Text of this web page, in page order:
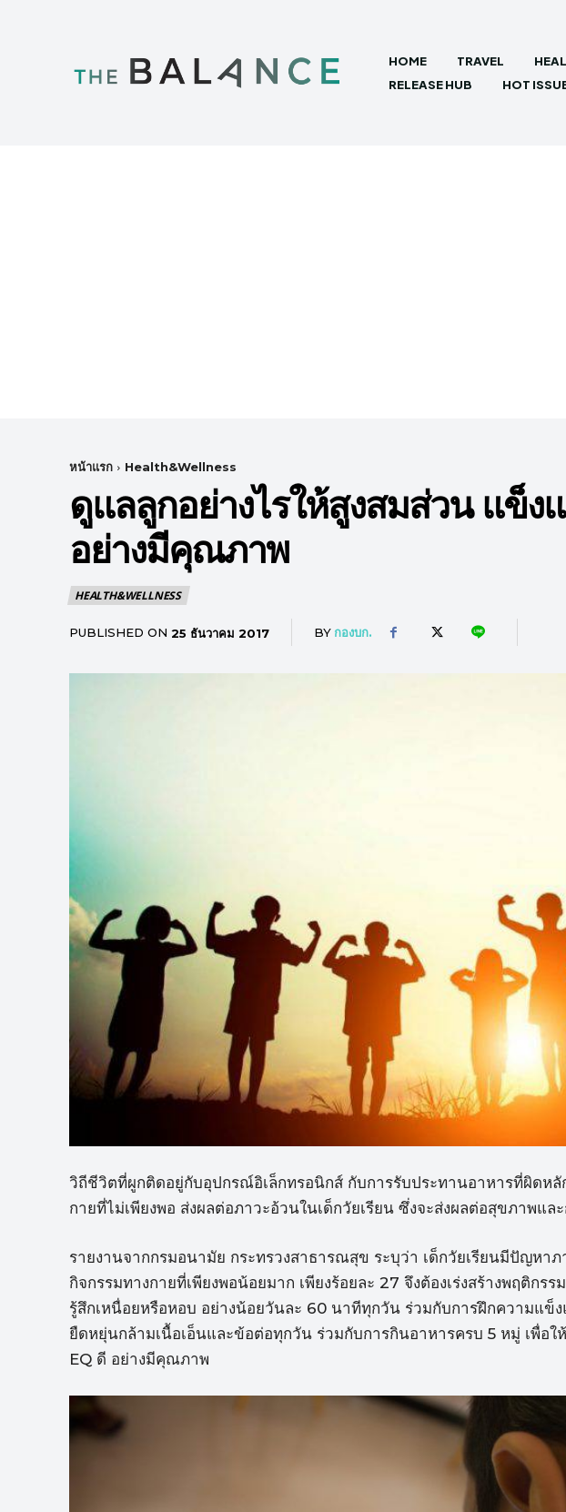
HOME TRAVEL
RELEASE HUB
HOT
หน้าแรก Health&Wellness
ดูแลลูกอย่างไรให้สูงสมส่วน แข็ง
อย่างมีคุณภาพ
HEALTH&WELLNESS
PUBLISHED ON 25 ธันวาคม 2017 BY กองบก.
วิถีชีวิตที่ผูกติดอยู่กับอุปกรณ์อิเล็กทรอนิกส์ กับการรับประทานอาหารที่ผิดหลั
กายที่ไม่เพียงพอ ส่งผลต่อภาวะอ้วนในเด็กวัยเรียน ซึ่งจะส่งผลต่อสุขภาพแล
รายงานจากกรมอนามัย กระทรวงสาธารณสุข ระบุว่า เด็กวัยเรียนมีปัญหา
กิจกรรมทางกายที่เพียงพอน้อยมาก เพียงร้อยละ 27 จึงต้องเร่งสร้างพฤติกร
รู้สึกเหนื่อยหรือหอบ อย่างน้อยวันละ 60 นาทีทุกวัน ร่วมกับการฝึกความแข็
ยืดหยุ่นกล้ามเนื้อเอ็นและข้อต่อทุกวัน ร่วมกับการกินอาหารครบ 5 หมู่ เพื่อใ
EQ ดี อย่างมีคุณภาพ